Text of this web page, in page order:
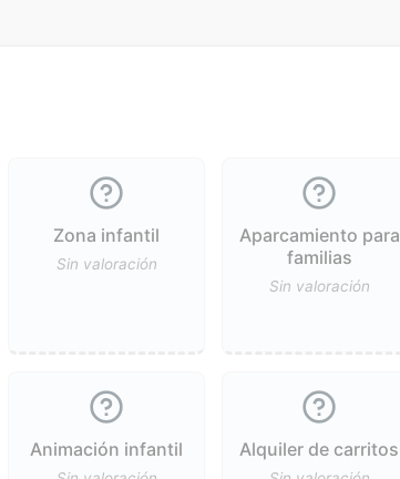
Zona infantil
Sin valoración
Aparcamiento para
familias
Sin valoración
Animación infantil Alquiler de carritos